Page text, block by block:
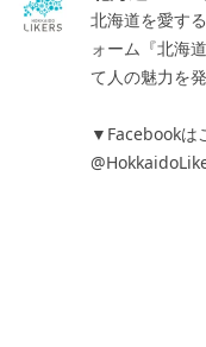
北海道を愛す
ォーム『北海
て人の魅力を
▼Facebookは